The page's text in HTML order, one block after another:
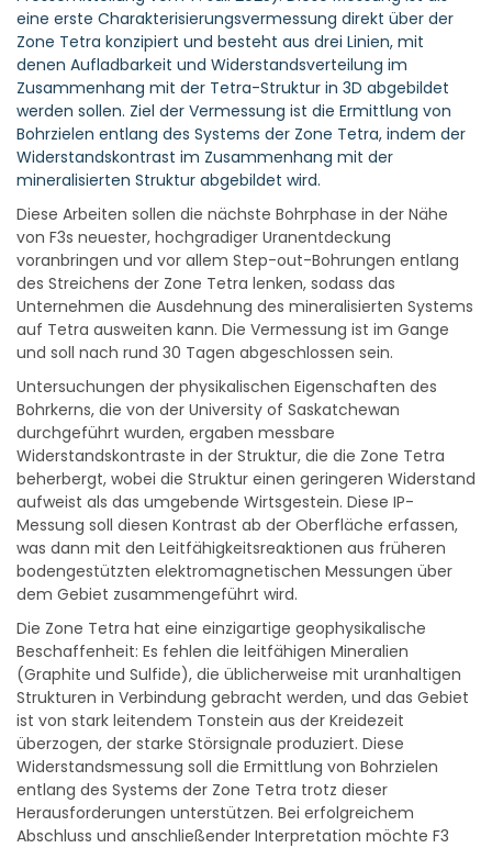
eine erste Charakterisierungsvermessung direkt über der
Zone Tetra konzipiert und besteht aus drei Linien, mit
denen Aufladbarkeit und Widerstandsverteilung im
Zusammenhang mit der Tetra-Struktur in 3D abgebildet
werden sollen. Ziel der Vermessung ist die Ermittlung von
Bohrzielen entlang des Systems der Zone Tetra, indem der
Widerstandskontrast im Zusammenhang mit der
mineralisierten Struktur abgebildet wird.
Diese Arbeiten sollen die nächste Bohrphase in der Nähe
von F3s neuester, hochgradiger Uranentdeckung
voranbringen und vor allem Step-out-Bohrungen entlang
des Streichens der Zone Tetra lenken, sodass das
Unternehmen die Ausdehnung des mineralisierten Systems
auf Tetra ausweiten kann. Die Vermessung ist im Gange
und soll nach rund 30 Tagen abgeschlossen sein.
Untersuchungen der physikalischen Eigenschaften des
Bohrkerns, die von der University of Saskatchewan
durchgeführt wurden, ergaben messbare
Widerstandskontraste in der Struktur, die die Zone Tetra
beherbergt, wobei die Struktur einen geringeren Widerstand
aufweist als das umgebende Wirtsgestein. Diese IP-
Messung soll diesen Kontrast ab der Oberfläche erfassen,
was dann mit den Leitfähigkeitsreaktionen aus früheren
bodengestützten elektromagnetischen Messungen über
dem Gebiet zusammengeführt wird.
Die Zone Tetra hat eine einzigartige geophysikalische
Beschaffenheit: Es fehlen die leitfähigen Mineralien
(Graphite und Sulfide), die üblicherweise mit uranhaltigen
Strukturen in Verbindung gebracht werden, und das Gebiet
ist von stark leitendem Tonstein aus der Kreidezeit
überzogen, der starke Störsignale produziert. Diese
Widerstandsmessung soll die Ermittlung von Bohrzielen
entlang des Systems der Zone Tetra trotz dieser
Herausforderungen unterstützen. Bei erfolgreichem
Abschluss und anschließender Interpretation möchte F3